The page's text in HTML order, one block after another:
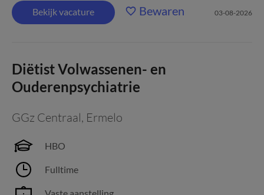
Bekijk vacature Bewaren 03-08-2026
Diëtist Volwassenen- en
Ouderenpsychiatrie
GGz Centraal, Ermelo
HBO
Fulltime